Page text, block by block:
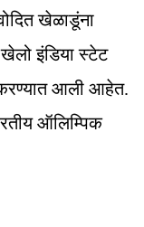
खेळाडूंना
इंडिया स्टेट
आली आहेत.
ऑलिम्पिक